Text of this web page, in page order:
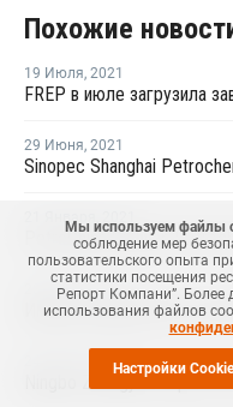
Похожие
19 Июля, 2021
29 Июня, 2021
21 Января
28 Ноября,2016
Импорт параксилола в
2016
Мы используем файлы
соблюдение мер
пользовательского опыта
статистики посещения
Репорт Компани”.
использования файлов
Настройки Cookie